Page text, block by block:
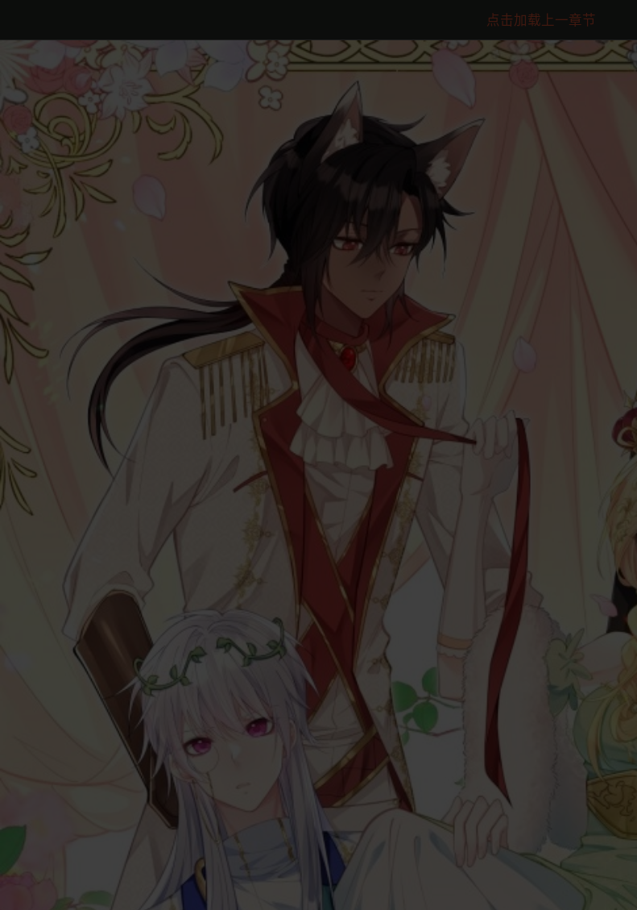
点击加载上一章节